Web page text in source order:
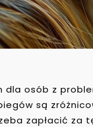
dla osób z
są
zapłacić za